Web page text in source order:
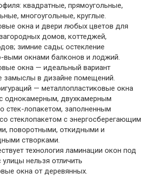
квадратные, прямоугольные,
многоугольные, круглые.
окна и двери любых цветов для
домов, коттеджей,
зимние сады; остекление
выми окнами балконов и лоджий.
окна — идеальный вариант
замыслы в дизайне помещений.
— металлопластиковые окна
однокамерным, двухкамерным
стек-лопакетом, заполненным
стеклопакетом с энергосберегающим
поворотными, откидными и
створками.
технология ламинации окон под
нельзя отличить
окна от деревянных.